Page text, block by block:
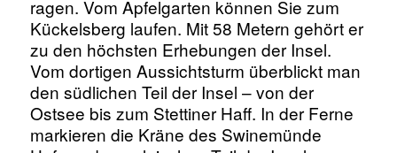
ragen. Vom Apfelgarten können Sie zum
Kückelsberg laufen. Mit 58 Metern gehört er
zu den höchsten Erhebungen der Insel.
Vom dortigen Aussichtsturm überblickt man
den südlichen Teil der Insel – von der
Ostsee bis zum Stettiner Haff. In der Ferne
markieren die Kräne des Swinemünde